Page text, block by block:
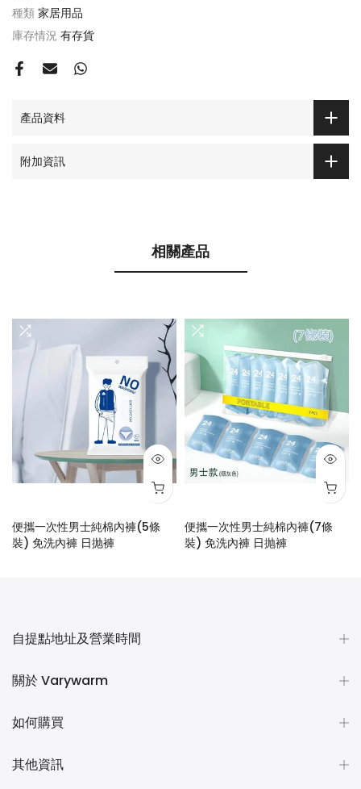
種類 家居用品
庫存情況 有存貨
產品資料
附加資訊
相關產品
便攜一次性男士純棉內褲(5條
裝) 免洗內褲 日抛褲
便攜一次性男士純棉內褲(7條
裝) 免洗內褲 日抛褲
自提點地址及營業時間
關於 Varywarm
如何購買
其他資訊